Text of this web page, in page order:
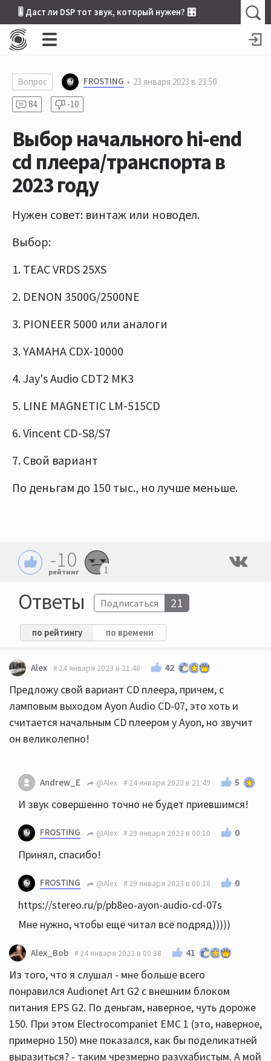
🎚 Даст ли DSP тот звук, который нужен? 🎛
Вопрос FROSTING
23 января 2023 в 23:50
84
-10
Выбор начального hi-end
cd плеера/транспорта в
2023 году
Нужен совет: винтаж или новодел.
Выбор:
1. TEAC VRDS 25XS
2. DENON 3500G/2500NE
3. PIONEER 5000 или аналоги
3. YAMAHA CDX-10000
4. Jay's Audio CDT2 MK3
5. LINE MAGNETIC LM-515CD
6. Vincent CD-S8/S7
7. Свой вариант
По деньгам до 150 тыс., но лучше меньше.
-10
рейтинг 1
Ответы Подписаться 21
по рейтингу по времени
Alex 24 января 2023 в 21:46 42
Предложу свой вариант CD плеера, причем, с
ламповым выходом Ayon Audio CD-07, это хоть и
считается начальным CD плеером у Ayon, но звучит
он великолепно!
Andrew_E @Alex 24 января 2023 в 21:49 5
И звук совершенно точно не будет приевшимся!
FROSTING @Alex 29 января 2023 в 00:10 0
Принял, спасибо!
FROSTING @Alex 29 января 2023 в 00:18 0
https://stereo.ru/p/pb8eo-ayon-audio-cd-07s
Мне нужно, чтобы ещё читал всё подряд)))))
Alex_Bob 24 января 2023 в 00:38 41
Из того, что я слушал - мне больше всего
понравился Audionet Art G2 с внешним блоком
питания EPS G2. По деньгам, наверное, чуть дороже
150. При этом Electrocompaniet EMC 1 (это, наверное,
примерно 150) мне показался, как бы поделикатней
выразиться? - таким чрезмерно разухабистым. А мой